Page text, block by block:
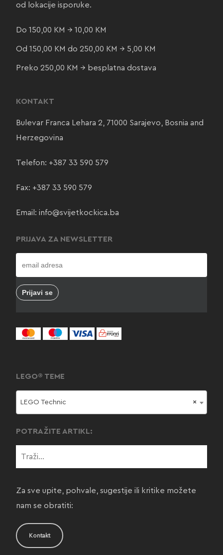
od lokacije isporuke.
Do 150,00 KM → 10,00 KM
Od 150,00 KM do 250,00 KM → 5,00 KM
Preko 250,00 KM → besplatna dostava
KONTAKT
Bulevar Franca Lehara 2, 71000 Sarajevo, Bosnia and
Herzegovina
Telefon: +387 33 590 579
Fax: +387 33 590 579
Email: info@svijetkockica.ba
PRIJAVA ZA NEWSLETTER
LEGO® TEME
×
LEGO Technic
POTRAŽITE ARTIKL:
Za sve upite, pohvale, sugestije ili kritike možete
nam se obratiti:
Kontakt